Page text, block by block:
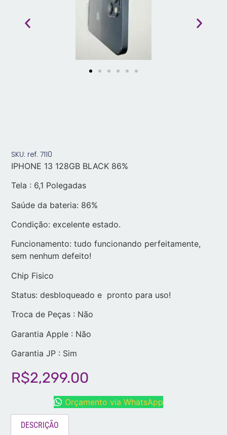
SKU: ref. 7110
IPHONE 13 128GB BLACK 86%
Tela : 6,1 Polegadas
Saúde da bateria: 86%
Condição: excelente estado.
Funcionamento: tudo funcionando perfeitamente,
sem nenhum defeito!
Chip Fisico
Status: desbloqueado e pronto para uso!
Troca de Peças : Não
Garantia Apple : Não
Garantia JP : Sim
R$2,299.00
Orçamento via WhatsApp
DESCRIÇÃO